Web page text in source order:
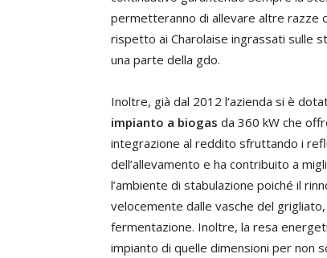
permetteranno di allevare altre razze
rispetto ai Charolaise ingrassati sulle
una parte della gdo.
Inoltre, già dal 2012 l’azienda si è
impianto a biogas da 360 kW che
integrazione al reddito sfruttando i
dell’allevamento e ha contribuito a
l’ambiente di stabulazione poiché il
velocemente dalle vasche del
fermentazione. Inoltre, la resa
impianto di quelle dimensioni per non